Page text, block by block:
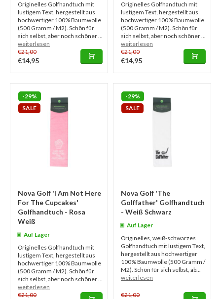
Originelles Golfhandtuch mit
lustigem Text, hergestellt aus
hochwertiger 100% Baumwolle
(500 Gramm / M2). Schön für
sich selbst, aber noch schöner ...
weiterlesen
€21,00
€14,95
Originelles Golfhandtuch mit
lustigem Text, hergestellt aus
hochwertiger 100% Baumwolle
(500 Gramm / M2). Schön für
sich selbst, aber noch schöner ...
weiterlesen
€21,00
€14,95
-29%
SALE
Nova Golf 'I Am Not Here
For The Cupcakes'
Golfhandtuch - Rosa
Weiß
Auf Lager
Originelles Golfhandtuch mit
lustigem Text, hergestellt aus
hochwertiger 100% Baumwolle
(500 Gramm / M2). Schön für
sich selbst, aber noch schöner ...
weiterlesen
€21,00
-29%
SALE
Nova Golf 'The
Golffather' Golfhandtuch
- Weiß Schwarz
Auf Lager
Originelles, weiß-schwarzes
Golfhandtuch mit lustigem Text,
hergestellt aus hochwertiger
100% Baumwolle (500 Gramm /
M2). Schön für sich selbst, ab...
weiterlesen
€21,00